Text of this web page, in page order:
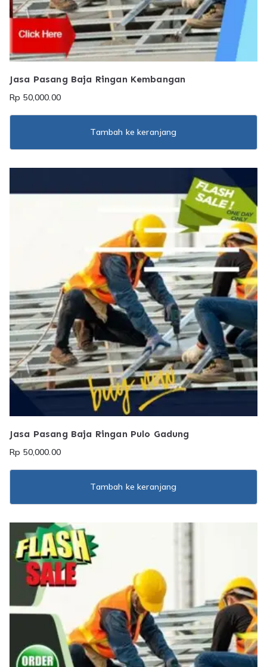
Jasa Pasang Baja Ringan Kembangan
Rp 50,000.00
Tambah ke keranjang
Jasa Pasang Baja Ringan Pulo Gadung
Rp 50,000.00
Tambah ke keranjang